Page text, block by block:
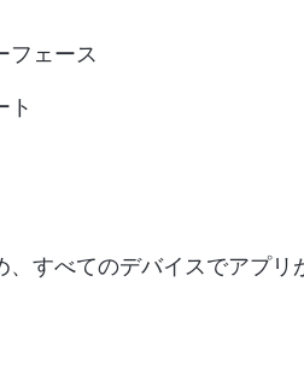
フェース
ト
すべてのデバイスでアプリ